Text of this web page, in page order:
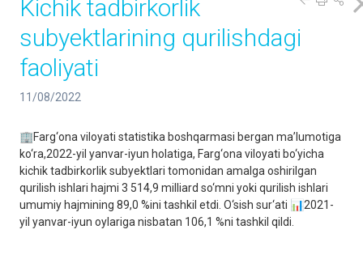
Kichik tadbirkorlik
subyektlarining qurilishdagi
faoliyati
11/08/2022
🏢Farg‘ona viloyati statistika boshqarmasi bergan ma’lumotiga
ko‘ra,2022-yil yanvar-iyun holatiga, Farg‘ona viloyati bo‘yicha
kichik tadbirkorlik subyektlari tomonidan amalga oshirilgan
qurilish ishlari hajmi 3 514,9 milliard so‘mni yoki qurilish ishlari
umumiy hajmining 89,0 %ini tashkil etdi. O‘sish sur‘ati 📊2021-
yil yanvar-iyun oylariga nisbatan 106,1 %ni tashkil qildi.